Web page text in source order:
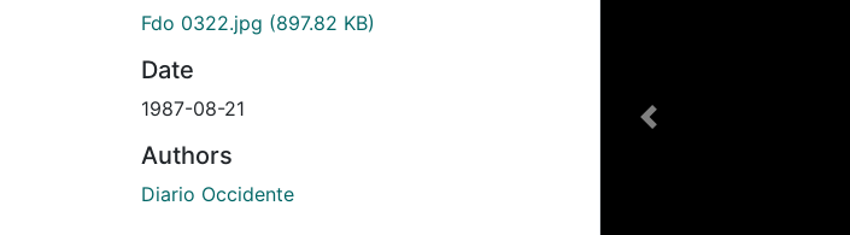
Fdo 0322.jpg (897.82 KB)
Date
1987-08-21
Authors
Diario Occidente
Previous